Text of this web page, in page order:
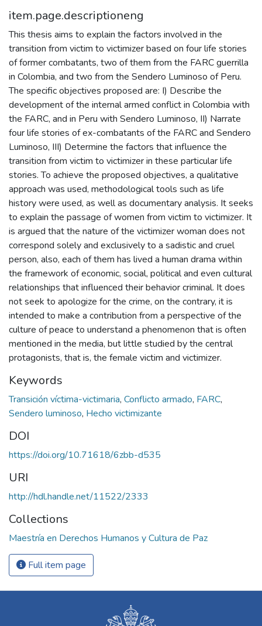
item.page.descriptioneng
This thesis aims to explain the factors involved in the
transition from victim to victimizer based on four life stories
of former combatants, two of them from the FARC guerrilla
in Colombia, and two from the Sendero Luminoso of Peru.
The specific objectives proposed are: I) Describe the
development of the internal armed conflict in Colombia with
the FARC, and in Peru with Sendero Luminoso, II) Narrate
four life stories of ex-combatants of the FARC and Sendero
Luminoso, III) Determine the factors that influence the
transition from victim to victimizer in these particular life
stories. To achieve the proposed objectives, a qualitative
approach was used, methodological tools such as life
history were used, as well as documentary analysis. It seeks
to explain the passage of women from victim to victimizer. It
is argued that the nature of the victimizer woman does not
correspond solely and exclusively to a sadistic and cruel
person, also, each of them has lived a human drama within
the framework of economic, social, political and even cultural
relationships that influenced their behavior criminal. It does
not seek to apologize for the crime, on the contrary, it is
intended to make a contribution from a perspective of the
culture of peace to understand a phenomenon that is often
mentioned in the media, but little studied by the central
protagonists, that is, the female victim and victimizer.
Keywords
Transición víctima-victimaria, Conflicto armado, FARC,
Sendero luminoso, Hecho victimizante
DOI
https://doi.org/10.71618/6zbb-d535
URI
http://hdl.handle.net/11522/2333
Collections
Maestría en Derechos Humanos y Cultura de Paz
Full item page